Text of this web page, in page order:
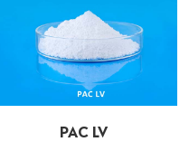
PAC LV